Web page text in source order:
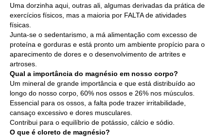
Uma dorzinha aqui, outras ali, algumas derivadas da prática de
exercícios físicos, mas a maioria por FALTA de atividades
físicas.
Junta-se o sedentarismo, a má alimentação com excesso de
proteína e gorduras e está pronto um ambiente propício para o
aparecimento de dores e o desenvolvimento de artrites e
artroses.
Qual a importância do magnésio em nosso corpo?
Um mineral de grande importância e que está distribuído ao
longo do nosso corpo, 60% nos ossos e 26% nos músculos.
Essencial para os ossos, a falta pode trazer irritabilidade,
cansaço excessivo e dores musculares.
Contribui para o equilíbrio de potássio, cálcio e sódio.
O que é cloreto de magnésio?